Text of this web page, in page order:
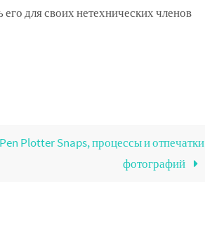
для своих нетехнических членов
Plotter Snaps, процессы и отпечатки
фотографий